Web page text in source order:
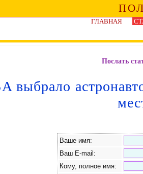
ГЛАВНАЯ
Послать
выбрало
Ваше имя:
Ваш E-mail:
Кому, полное имя: